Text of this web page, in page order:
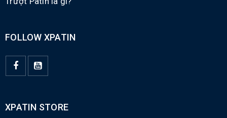
FOLLOW XPATIN
XPATIN STORE